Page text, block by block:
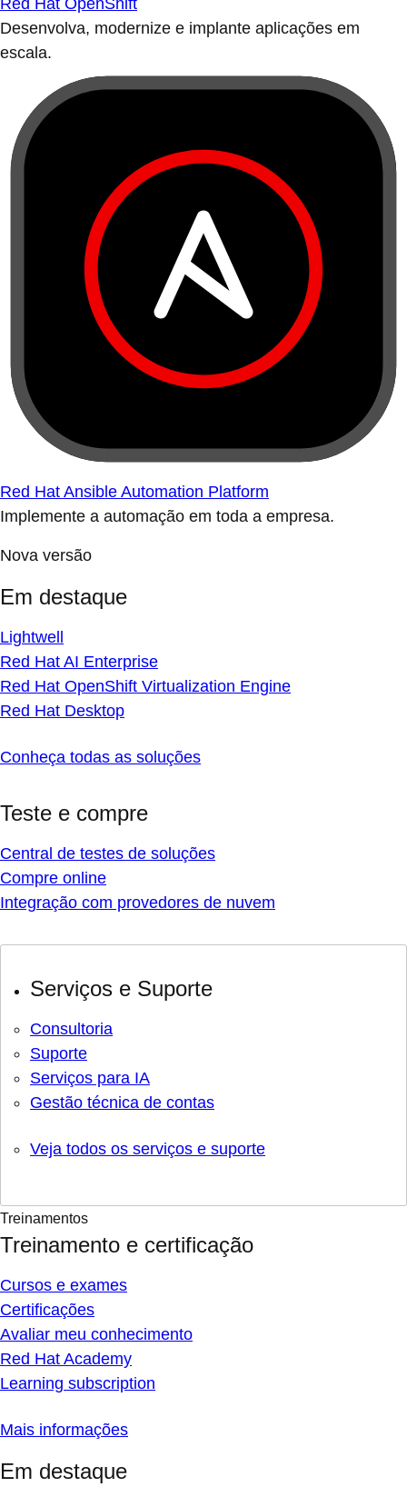
Red Hat OpenShift
Desenvolva, modernize e implante aplicações em
escala.
Red Hat Ansible Automation Platform
Implemente a automação em toda a empresa.
Nova versão
Em destaque
Lightwell
Red Hat AI Enterprise
Red Hat OpenShift Virtualization Engine
Red Hat Desktop
Conheça todas as soluções
Teste e compre
Central de testes de soluções
Compre online
Integração com provedores de nuvem
Serviços e Suporte
Consultoria
Suporte
Serviços para IA
Gestão técnica de contas
Veja todos os serviços e suporte
Treinamentos
Treinamento e certificação
Cursos e exames
Certificações
Avaliar meu conhecimento
Red Hat Academy
Learning subscription
Mais informações
Em destaque